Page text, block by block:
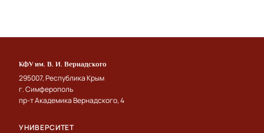
КФУ им. В. И. Вернадского
295007, Республика Крым
г. Симферополь
пр-т Академика Вернадского, 4
УНИВЕРСИТЕТ